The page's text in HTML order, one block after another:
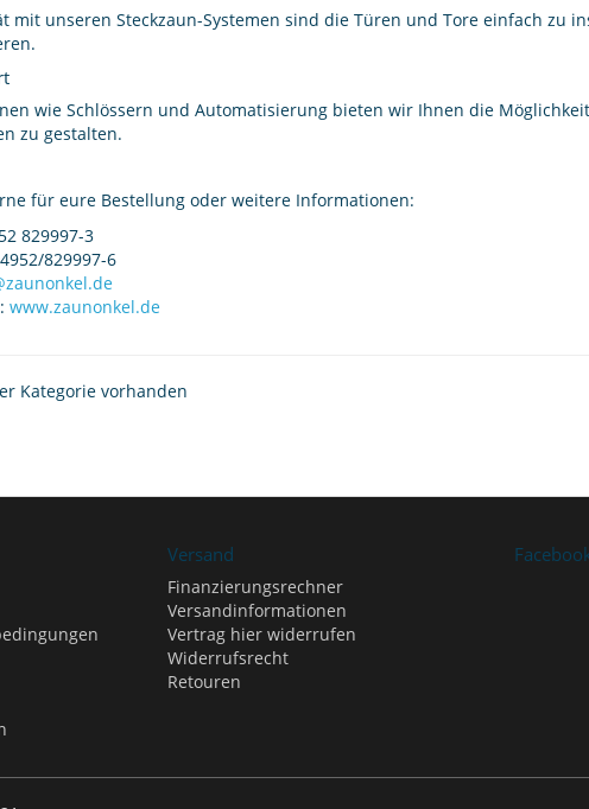
mit unseren Steckzaun-Systemen sind die Türen und Tore einfach zu
wie Schlössern und Automatisierung bieten wir Ihnen die
zu gestalten.
für eure Bestellung oder weitere Informationen:
829997-3
829997-6
www.zaunonkel.de
Kategorie vorhanden
Versand
Finanzierungsrechner
Versandinformationen
Vertrag hier widerrufen
Widerrufsrecht
Retouren